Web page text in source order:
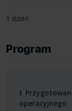
1 dzień
Program
operacyjnego